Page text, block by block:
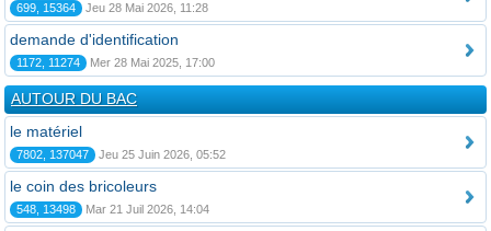
699, 15364 Jeu 28 Mai 2026, 11:28
demande d'identification
1172, 11274 Mer 28 Mai 2025, 17:00
AUTOUR DU BAC
le matériel
7802, 137047 Jeu 25 Juin 2026, 05:52
le coin des bricoleurs
548, 13498 Mar 21 Juil 2026, 14:04